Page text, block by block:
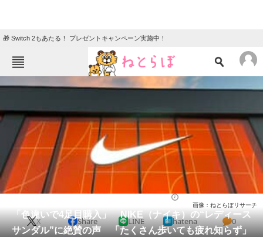
🎁 Switch 2もあたる！ プレゼントキャンペーン実施中！
エンタメ クイズ
グルメ 地域
住まい 教育・育児
動物 リサーチ
会員記事
「色違いで4足目購入」 NIKE（ナイキ）の“レディース
サンダル”に絶賛の声 「たくさん歩いても疲れ知らず」
画像：ねとらぼリサーチ
X Share LINE hatena 0